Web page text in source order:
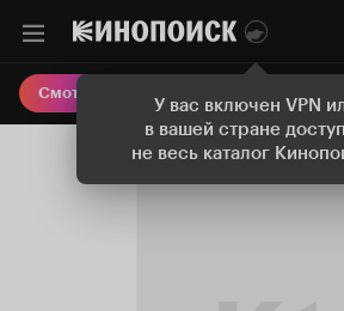
У вас включен VPN
в вашей стране
не весь каталог
Смотреть кино Онлайн-